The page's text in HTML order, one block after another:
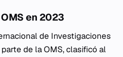
en 2023
de Investigaciones
de la OMS, clasificó al